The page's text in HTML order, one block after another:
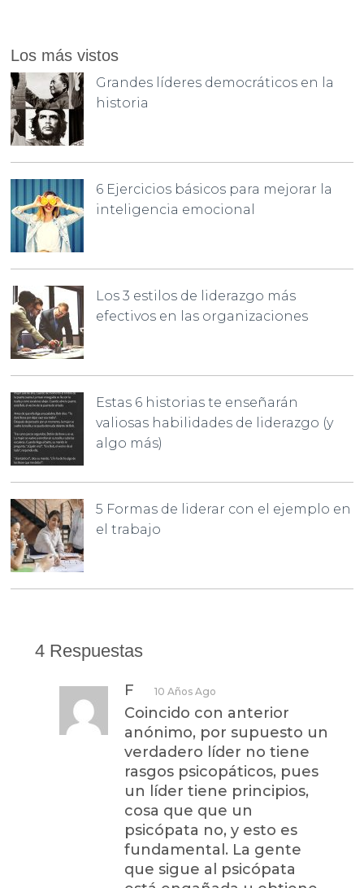
Los más vistos
Grandes líderes democráticos en la
historia
6 Ejercicios básicos para mejorar la
inteligencia emocional
Los 3 estilos de liderazgo más
efectivos en las organizaciones
Estas 6 historias te enseñarán
valiosas habilidades de liderazgo (y
algo más)
5 Formas de liderar con el ejemplo en
el trabajo
4 Respuestas
F 10 Años Ago
Coincido con anterior
anónimo, por supuesto un
verdadero líder no tiene
rasgos psicopáticos, pues
un líder tiene principios,
cosa que que un
psicópata no, y esto es
fundamental. La gente
que sigue al psicópata